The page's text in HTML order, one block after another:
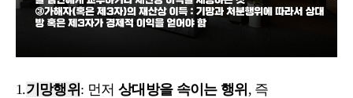
1.기망행위 : 먼저 상대방을 속이는 행위 , 즉